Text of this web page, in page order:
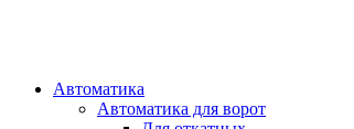
Автоматика
Автоматика для ворот